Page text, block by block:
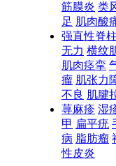
筋膜炎 类
足 肌肉酸
强直性脊
无力 横纹
肌肉痉挛
瘤 肌张力
不良 肌腱
荨麻疹 湿
甲 扁平疣
病 脂肪瘤
性皮炎